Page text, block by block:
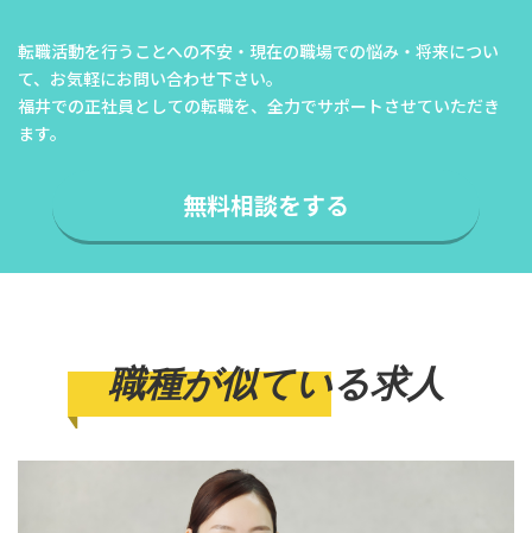
転職活動を行うことへの不安・現在の職場での悩み・将来につい
て、 お気軽にお問い合わせ下さい。
福井での正社員としての転職を、全力でサポートさせていただき
ます。
無料相談をする
職種が似ている求人